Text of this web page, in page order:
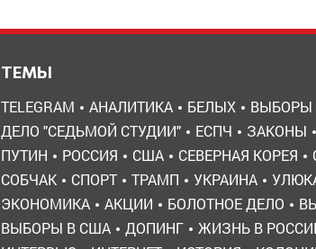
ТЕМЫ
TELEGRAM АНАЛИТИКА БЕЛЫХ
ВЫБОРЫ
ДЕЛО "СЕДЬМОЙ СТУДИИ"
ЕСПЧ ЗАКОНЫ
ПУТИН
РОССИЯ США СЕВЕРНАЯ КОРЕЯ
СОБЧАК
СПОРТ ТРАМП УКРАИНА
ЭКОНОМИКА
АКЦИИ БОЛОТНОЕ ДЕЛО
ВЫБОРЫ В США
ДОПИНГ ЖИЗНЬ В